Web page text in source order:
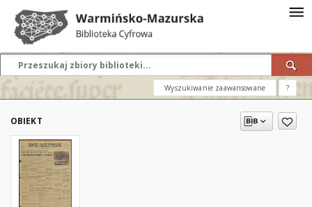
Wyszukiwanie zaawansowane ?
OBIEKT